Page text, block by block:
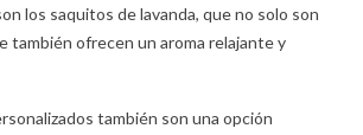
los saquitos de lavanda, que no solo son
también ofrecen un aroma relajante y
también son una opción